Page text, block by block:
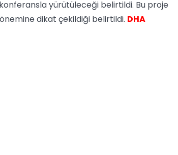
konferansla yürütüleceği belirtildi. Bu proje
dikat çekildiği belirtildi. DHA